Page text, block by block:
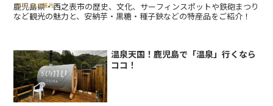
かごしまの観光
鹿児島県・西之表市の歴史、文化、サーフィンスポットや鉄砲まつり
など観光の魅力と、安納芋・黒糖・種子鋏などの特産品をご紹介！
温泉天国！鹿児島で「温泉」行くなら
ココ！